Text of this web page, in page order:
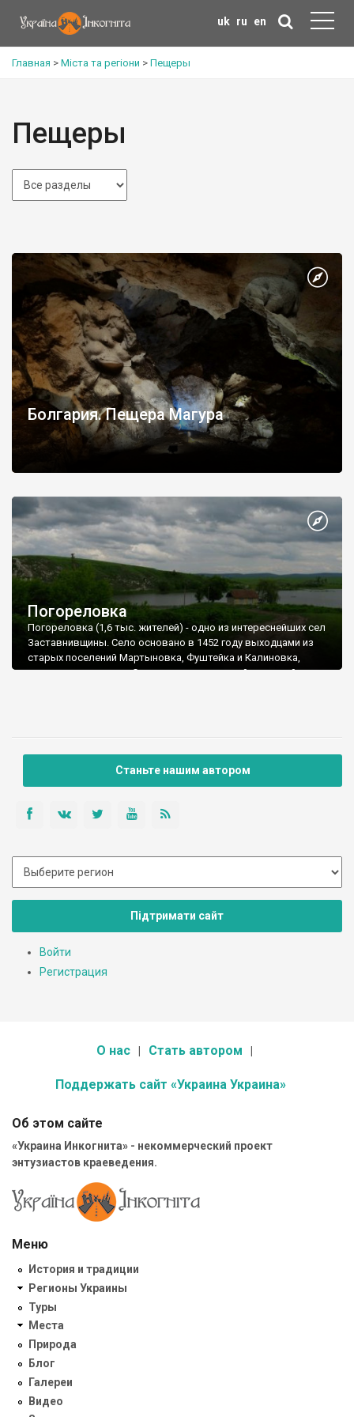
uk ru en
Главная > Міста та регіони > Пещеры
Пещеры
Болгария. Пещера Магура
Погореловка
Погореловка (1,6 тыс. жителей) - одно из интереснейших сел
Заставнивщины. Село основано в 1452 году выходцами из
старых поселений Мартыновка, Фуштейка и Калиновка,
сожженных турками. Село привлекает своей историей,
Станьте нашим автором
Підтримати сайт
Войти
Регистрация
О нас Стать автором
Поддержать сайт «Украина Украина»
Об этом сайте
«Украина Инкогнита» - некоммерческий проект
энтузиастов краеведения.
Меню
История и традиции
Регионы Украины
Туры
Места
Природа
Блог
Галереи
Видео